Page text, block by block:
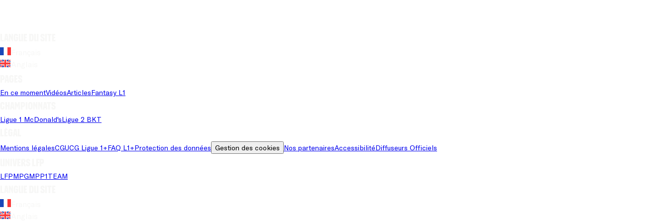
En ce momentVidéosArticlesFantasy L1
Ligue 1 McDonald'sLigue 2 BKT
Mentions légalesCGUCG Ligue 1+FAQ L1+Protection des données Gestion des cookies Nos partenairesAccessibilitéDiffuseurs Officiels
LFPMPGMPP1TEAM